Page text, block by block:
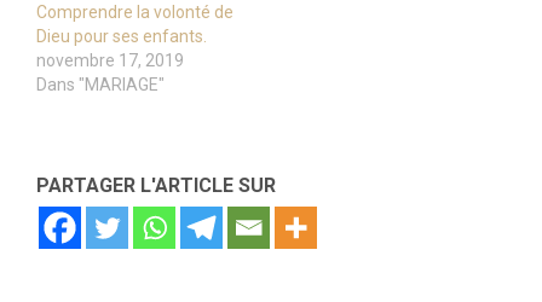
Comprendre la volonté de
Dieu pour ses enfants.
novembre 17, 2019
Dans "MARIAGE"
PARTAGER L'ARTICLE SUR